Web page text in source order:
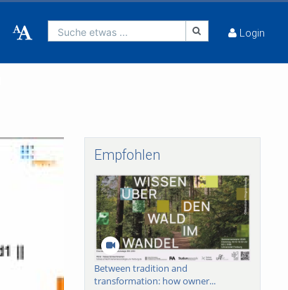
Suche etwas ... Login
Empfohlen
Between tradition and
transformation: how owner...